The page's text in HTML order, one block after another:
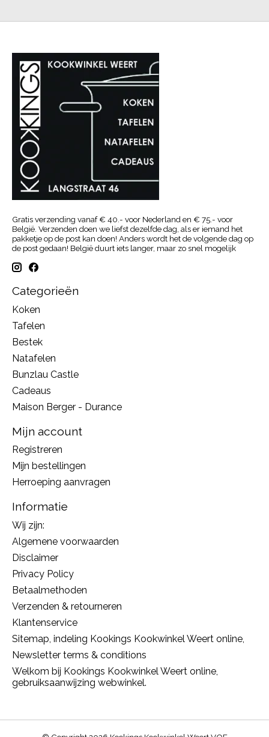
Gratis verzending vanaf € 40.- voor Nederland en € 75.- voor
België. Verzenden doen we liefst dezelfde dag, als er iemand het
pakketje op de post kan doen! Anders wordt het de volgende dag op
de post gedaan! België duurt iets langer, maar zo snel mogelijk
Categorieën
Koken
Tafelen
Bestek
Natafelen
Bunzlau Castle
Cadeaus
Maison Berger - Durance
Mijn account
Registreren
Mijn bestellingen
Herroeping aanvragen
Informatie
Wij zijn:
Algemene voorwaarden
Disclaimer
Privacy Policy
Betaalmethoden
Verzenden & retourneren
Klantenservice
Sitemap, indeling Kookings Kookwinkel Weert online,
Newsletter terms & conditions
Welkom bij Kookings Kookwinkel Weert online,
gebruiksaanwijzing webwinkel.